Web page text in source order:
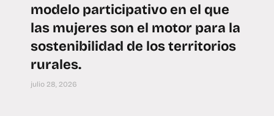
modelo participativo en el que
las mujeres son el motor para la
sostenibilidad de los territorios
rurales.
julio 28, 2026